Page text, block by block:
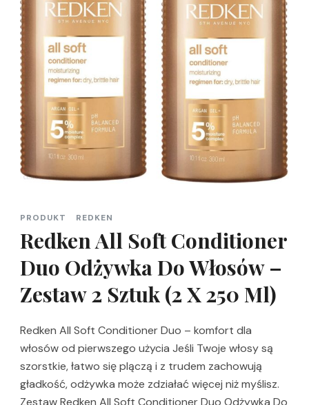
PRODUKT REDKEN
Redken All Soft Conditioner
Duo Odżywka Do Włosów –
Zestaw 2 Sztuk (2 X 250 Ml)
Redken All Soft Conditioner Duo – komfort dla
włosów od pierwszego użycia Jeśli Twoje włosy są
szorstkie, łatwo się plączą i z trudem zachowują
gładkość, odżywka może zdziałać więcej niż myślisz.
Zestaw Redken All Soft Conditioner Duo Odżywka Do